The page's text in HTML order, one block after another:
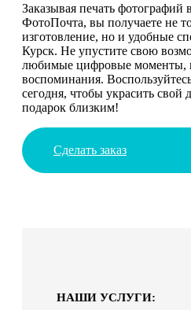
Заказывая печать фотографий
ФотоПочта, вы получаете не
изготовление, но и удобные
Курск. Не упустите свою
любимые цифровые моменты,
воспоминания.
сегодня, чтобы украсить
подарок близким!
Сделать заказ
НАШИ УСЛУГИ: